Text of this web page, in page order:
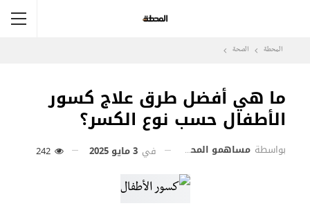
المحطة الصحة
ما هي أفضل طرق علاج كسور
الأطفال حسب نوع الكسر؟
بواسطة مساهمو المحطة في 3 مايو 2025